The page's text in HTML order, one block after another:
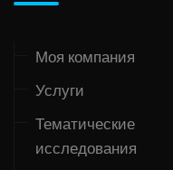
Моя компания
Услуги
Тематические
исследования